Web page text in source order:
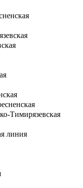
Тимирязевская
линия